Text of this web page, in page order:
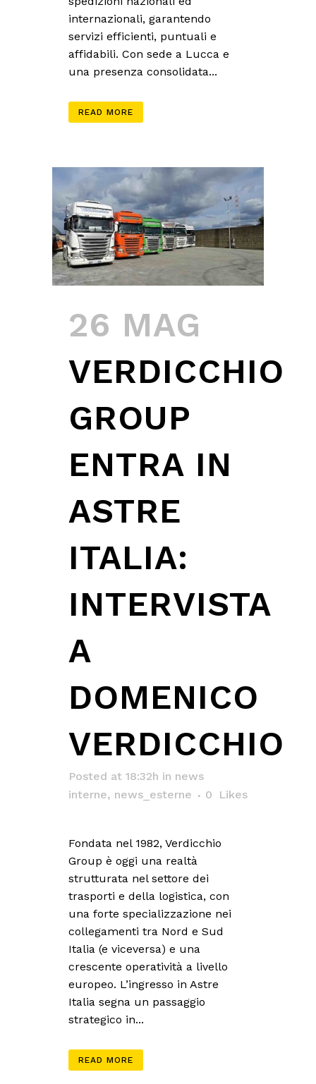
internazionali, garantendo
servizi efficienti, puntuali e
affidabili. Con sede a Lucca e
una presenza consolidata...
READ MORE
26 MAG
VERDICCHIO
GROUP
ENTRA IN
ASTRE
ITALIA:
INTERVISTA
A
DOMENICO
VERDICCHIO
Posted at 18:32h in news
interne, news_esterne 0 Likes
Fondata nel 1982, Verdicchio
Group è oggi una realtà
strutturata nel settore dei
trasporti e della logistica, con
una forte specializzazione nei
collegamenti tra Nord e Sud
Italia (e viceversa) e una
crescente operatività a livello
europeo. L’ingresso in Astre
Italia segna un passaggio
strategico in...
READ MORE